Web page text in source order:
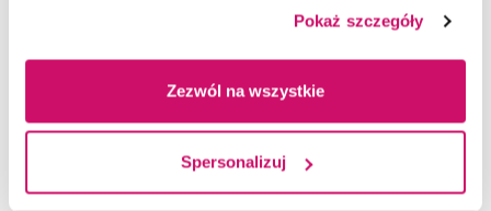
Pokaż szczegóły
Zezwól na wszystkie
Spersonalizuj